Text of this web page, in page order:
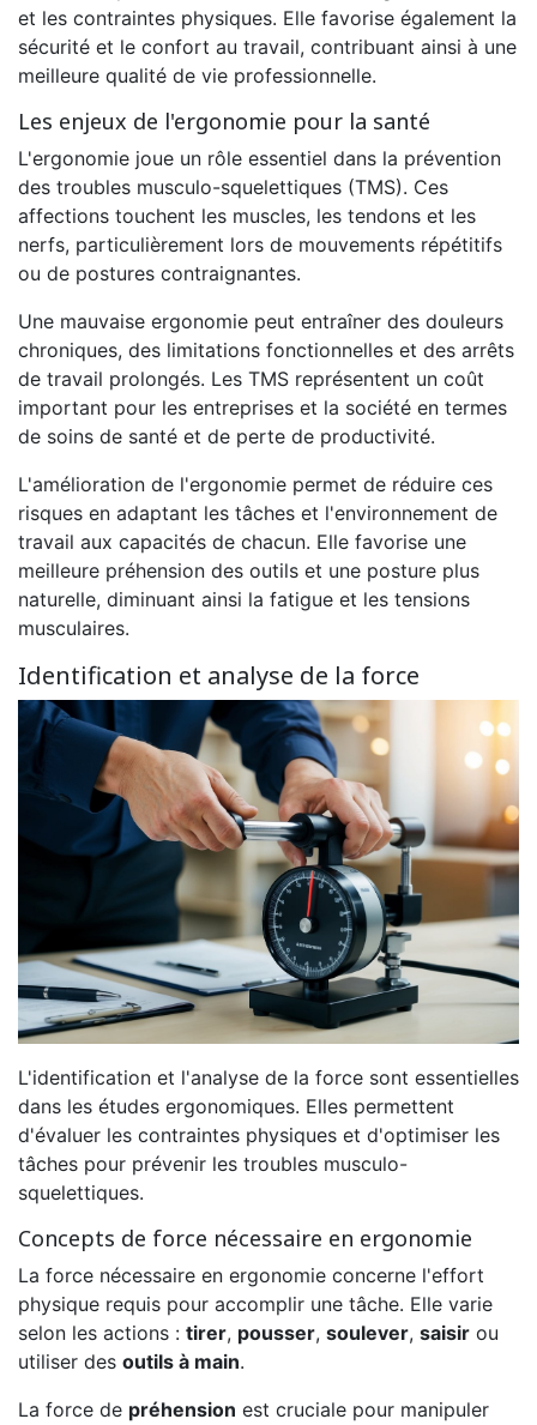
et les contraintes physiques. Elle favorise également la
sécurité et le confort au travail, contribuant ainsi à une
meilleure qualité de vie professionnelle.
Les enjeux de l'ergonomie pour la santé
L'ergonomie joue un rôle essentiel dans la prévention
des troubles musculo-squelettiques (TMS). Ces
affections touchent les muscles, les tendons et les
nerfs, particulièrement lors de mouvements répétitifs
ou de postures contraignantes.
Une mauvaise ergonomie peut entraîner des douleurs
chroniques, des limitations fonctionnelles et des arrêts
de travail prolongés. Les TMS représentent un coût
important pour les entreprises et la société en termes
de soins de santé et de perte de productivité.
L'amélioration de l'ergonomie permet de réduire ces
risques en adaptant les tâches et l'environnement de
travail aux capacités de chacun. Elle favorise une
meilleure préhension des outils et une posture plus
naturelle, diminuant ainsi la fatigue et les tensions
musculaires.
Identification et analyse de la force
L'identification et l'analyse de la force sont essentielles
dans les études ergonomiques. Elles permettent
d'évaluer les contraintes physiques et d'optimiser les
tâches pour prévenir les troubles musculo-
squelettiques.
Concepts de force nécessaire en ergonomie
La force nécessaire en ergonomie concerne l'effort
physique requis pour accomplir une tâche. Elle varie
selon les actions : tirer, pousser, soulever, saisir ou
utiliser des outils à main.
La force de préhension est cruciale pour manipuler